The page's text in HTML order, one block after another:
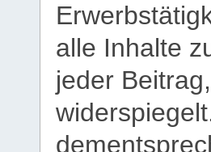
alle Inhalte
jeder